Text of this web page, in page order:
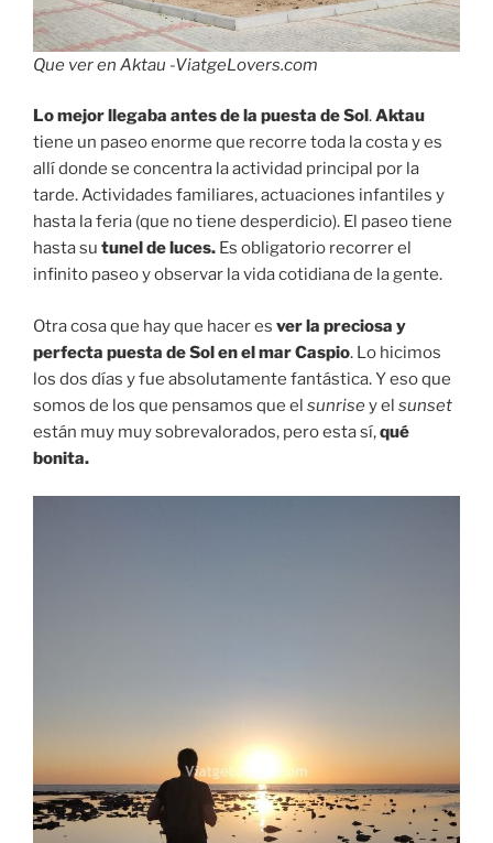
Que ver en Aktau -ViatgeLovers.com
Lo mejor llegaba antes de la puesta de Sol.Aktau
tiene un paseo enorme que recorre toda la costa y es
allí donde se concentra la actividad principal por la
tarde. Actividades familiares, actuaciones infantiles y
hasta la feria (que no tiene desperdicio). El paseo tiene
hasta su tunel de luces. Es obligatorio recorrer el
infinito paseo y observar la vida cotidiana de la gente.
Otra cosa que hay que hacer es ver la preciosa y
perfecta puesta de Sol en el mar Caspio. Lo hicimos
los dos días y fue absolutamente fantástica. Y eso que
somos de los que pensamos que el sunrisey el sunset
están muy muy sobrevalorados, pero esta sí,qué
bonita.